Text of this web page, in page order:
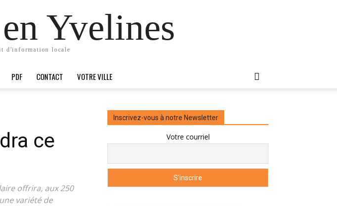
Yvelines
d'information locale
PDF CONTACT VOTRE VILLE
ce
offrira, aux 250
variété de
Inscrivez-vous à notre Newsletter
Votre courriel